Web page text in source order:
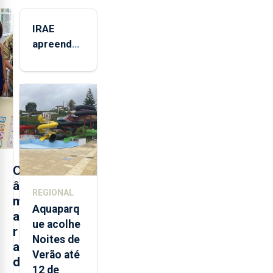
C
â
m
a
r
a
d
IRAE
apreendeu
toneladas
de
alimentos
entre
2021 e
2025 nos
Açores
REGIONAL
Aquaparq
ue acolhe
Noites de
Verão até
12 de